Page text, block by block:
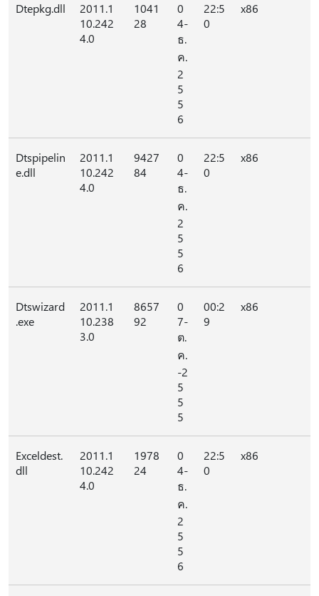
Dtepkg.dll
2011.1
10.242
4.0
1041
28
0
4-
ธ.
ค.
2
5
5
6
22:5
0
x86
Dtspipelin
e.dll
2011.1
10.242
4.0
9427
84
0
4-
ธ.
ค.
2
5
5
6
22:5
0
x86
Dtswizard
.exe
2011.1
10.238
3.0
8657
92
0
7-
ต.
ค.
-2
5
5
5
00:2
9
x86
Exceldest.
dll
2011.1
10.242
4.0
1978
24
0
4-
ธ.
ค.
2
5
5
6
22:5
0
x86